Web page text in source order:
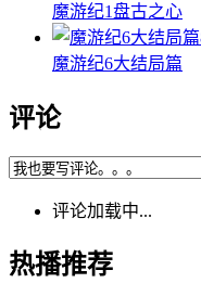
魔游纪1盘古之心
魔游纪6大结局篇
评论
评论加载中...
热播推荐